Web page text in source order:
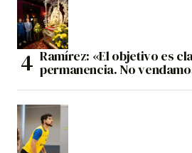
Ramírez: «El objetivo es
permanencia. No